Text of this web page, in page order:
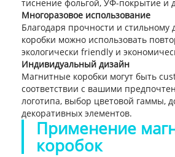
тиснение фольгой, УФ-покрытие и
Многоразовое использование
Благодаря прочности и стильному
коробки можно использовать
экологически friendly и
Индивидуальный дизайн
Магнитные коробки могут быть
соответствии с вашими
логотипа, выбор цветовой гаммы,
декоративных элементов.
Применение
коробок